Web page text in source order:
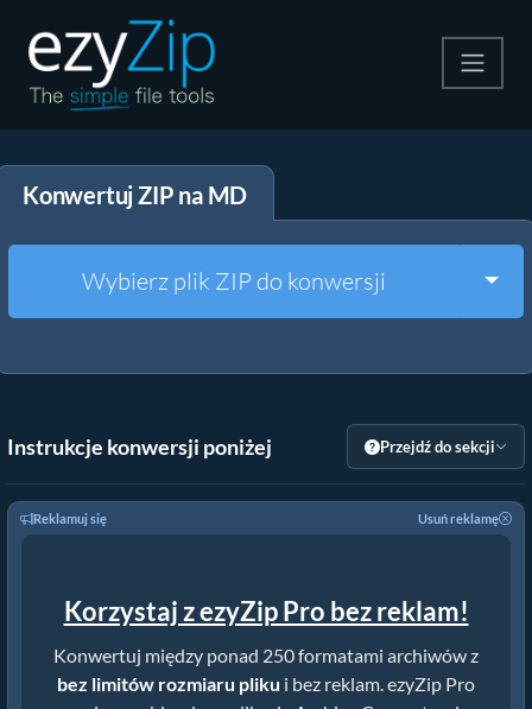
Rozpakuj
Inne narzędzia
Konwertuj ZIP na MD
Wybierz plik ZIP do konwersji
Instrukcje konwersji poniżej Przejdź do sekcji
Reklamuj się Usuń reklamę
Korzystaj z ezyZip Pro bez reklam!
Konwertuj między ponad 250 formatami archiwów z
bez limitów rozmiaru pliku i bez reklam. ezyZip Pro